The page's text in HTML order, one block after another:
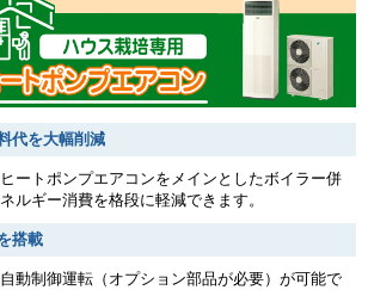
代を大幅削減
ートポンプエアコンをメインとしたボイラー併
ルギー消費を格段に軽減できます。
搭載
動制御運転（オプション部品が必要）が可能で